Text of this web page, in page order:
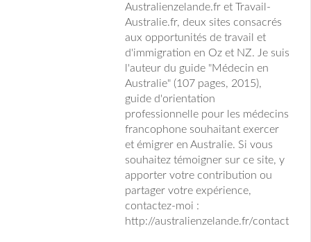
Australienzelande.fr et Travail-
Australie.fr, deux sites consacrés
aux opportunités de travail et
d'immigration en Oz et NZ. Je suis
l'auteur du guide "Médecin en
Australie" (107 pages, 2015),
guide d'orientation
professionnelle pour les médecins
francophone souhaitant exercer
et émigrer en Australie. Si vous
souhaitez témoigner sur ce site, y
apporter votre contribution ou
partager votre expérience,
contactez-moi :
http://australienzelande.fr/contact